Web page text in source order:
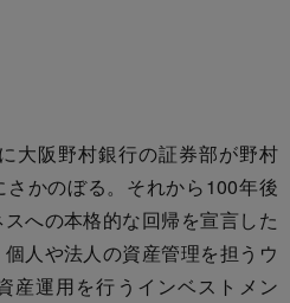
大阪野村銀行の証券部が野村
かのぼる。それから100年後
への本格的な回帰を宣言した
人や法人の資産管理を担うウ
産運用を行うインベストメン